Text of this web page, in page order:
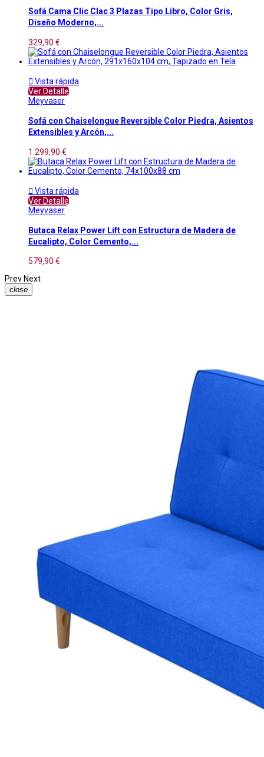
Sofá Cama Clic Clac 3 Plazas Tipo Libro, Color Gris,
Diseño Moderno,...
329,90 €
 Vista rápida
Ver Detalle
Meyvaser
Sofá con Chaiselongue Reversible Color Piedra, Asientos
Extensibles y Arcón,...
1.299,90 €
 Vista rápida
Ver Detalle
Meyvaser
Butaca Relax Power Lift con Estructura de Madera de
Eucalipto, Color Cemento,...
579,90 €
Prev Next
close